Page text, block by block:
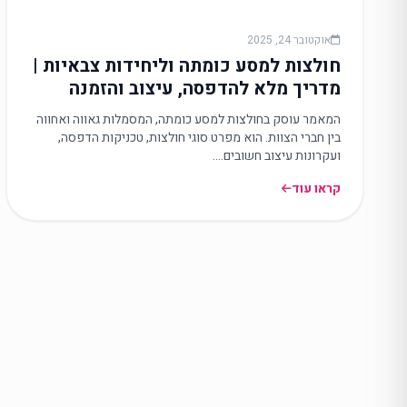
אוקטובר 24, 2025
חולצות למסע כומתה וליחידות צבאיות |
מדריך מלא להדפסה, עיצוב והזמנה
חכמה
המאמר עוסק בחולצות למסע כומתה, המסמלות גאווה ואחווה
בין חברי הצוות. הוא מפרט סוגי חולצות, טכניקות הדפסה,
ועקרונות עיצוב חשובים.…
קראו עוד